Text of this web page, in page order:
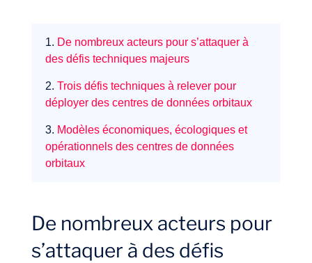
1. De nombreux acteurs pour s’attaquer à
des défis techniques majeurs
2. Trois défis techniques à relever pour
déployer des centres de données orbitaux
3. Modèles économiques, écologiques et
opérationnels des centres de données
orbitaux
De nombreux acteurs pour
s’attaquer à des défis